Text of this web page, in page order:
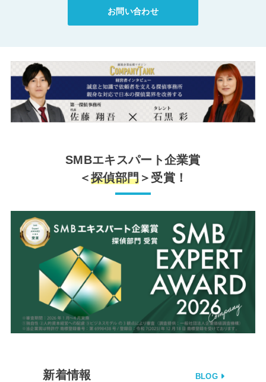
お問い合わせ
SMBエキスパート企業賞
＜探偵部門 ＞受賞！
新着情報 BLOG